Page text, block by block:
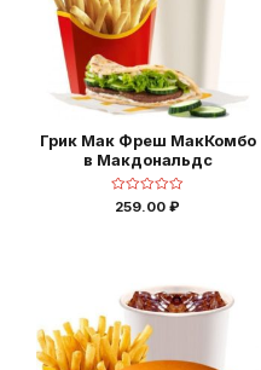
Грик Мак Фреш МакКомбо
в Макдональдс
Оценка
0
259.00 ₽